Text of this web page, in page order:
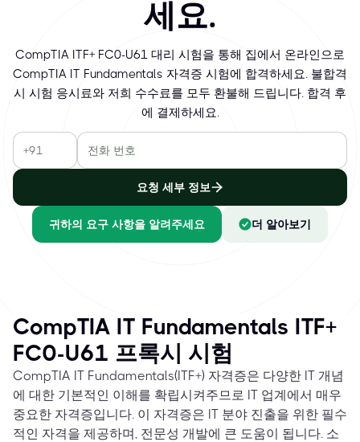
세요.
CompTIA ITF+ FC0-U61 대리 시험을 통해 집에서 온라인으로
CompTIA IT Fundamentals 자격증 시험에 합격하세요. 불합격
시 시험 응시료와 저희 수수료를 모두 환불해 드립니다. 합격 후
에 결제하세요.
요청 세부 정보
귀하의 요구 사항을 알려주세요 더 알아보기
CompTIA IT Fundamentals ITF+
FC0-U61 프록시 시험
CompTIA IT Fundamentals(ITF+) 자격증은 다양한 IT 개념
에 대한 기본적인 이해를 확립시켜주므로 IT 업계에서 매우
중요한 자격증입니다. 이 자격증은 IT 분야 진출을 위한 필수
적인 자격을 제공하며, 전문성 개발에 큰 도움이 됩니다. 소